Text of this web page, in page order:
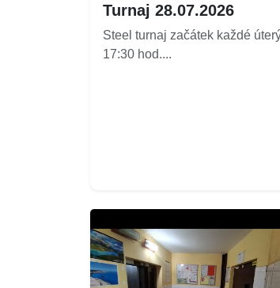
Turnaj 28.07.2026
Steel turnaj začátek každé
17:30 hod....